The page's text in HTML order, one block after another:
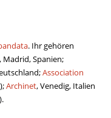
. Ihr gehören
, Madrid, Spanien;
Association
);Archinet, Venedig, Italien
).